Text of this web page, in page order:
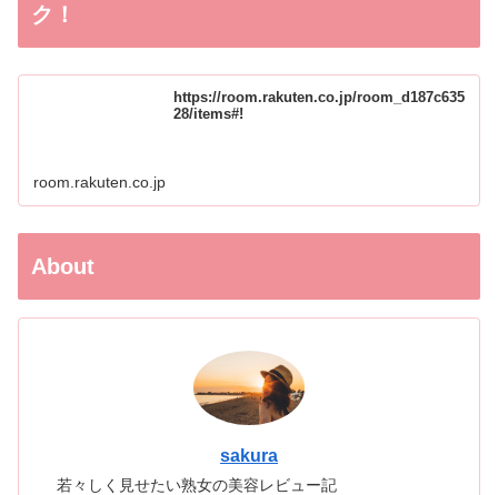
ク！
https://room.rakuten.co.jp/room_d187c635
28/items#!
room.rakuten.co.jp
About
sakura
若々しく見せたい熟女の美容レビュー記